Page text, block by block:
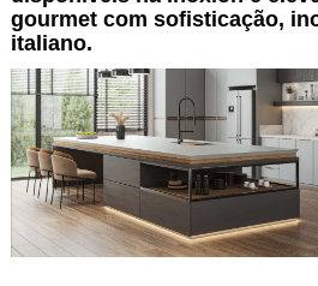
gourmet com sofisticação,
italiano.